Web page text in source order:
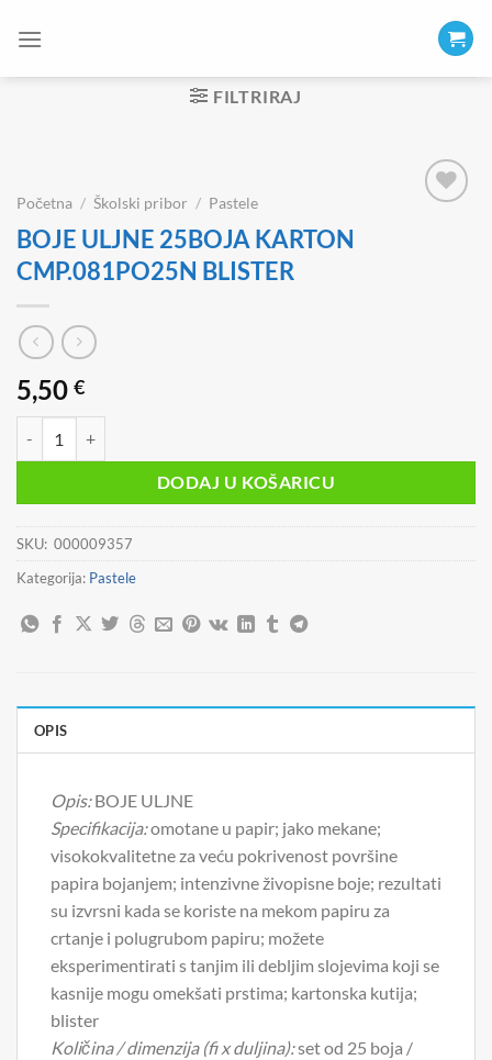
FILTRIRAJ
Početna / Školski pribor / Pastele
BOJE ULJNE 25BOJA KARTON
CMP.081PO25N BLISTER
5,50 €
DODAJ U KOŠARICU
SKU: 000009357
Kategorija: Pastele
OPIS
Opis:BOJE ULJNE
Specifikacija:omotane u papir; jako mekane;
visokokvalitetne za veću pokrivenost površine
papira bojanjem; intenzivne živopisne boje; rezultati
su izvrsni kada se koriste na mekom papiru za
crtanje i polugrubom papiru; možete
eksperimentirati s tanjim ili debljim slojevima koji se
kasnije mogu omekšati prstima; kartonska kutija;
blister
Količina / dimenzija (fi x duljina):set od 25 boja /